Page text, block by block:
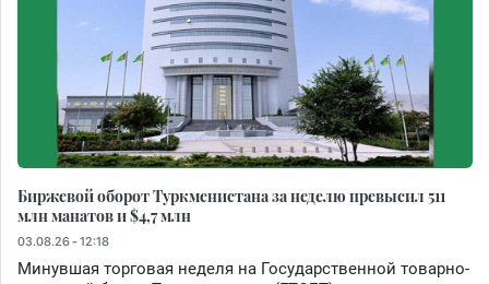
Биржевой оборот Туркменистана за неделю превысил 511
млн манатов и $4,7 млн
03.08.26 - 12:18
Минувшая торговая неделя на Государственной товарно-